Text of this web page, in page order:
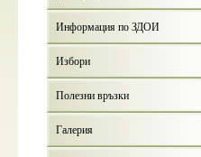
Информация по ЗДОИ
Избори
Полезни връзки
Галерия